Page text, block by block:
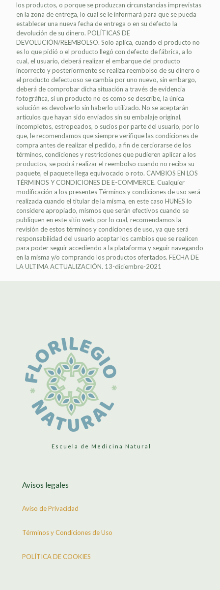
los productos, o porque se produzcan circunstancias imprevistas
en la zona de entrega, lo cual se le informará para que se pueda
establecer una nueva fecha de entrega o en su defecto la
devolución de su dinero. POLÍTICAS DE
DEVOLUCIÓN/REEMBOLSO. Solo aplica, cuando el producto no
es lo que pidió o el producto llegó con defecto de fábrica, a lo
cual, el usuario, deberá realizar el embarque del producto
incorrecto y posteriormente se realiza reembolso de su dinero o
el producto defectuoso se cambia por uno nuevo, sin embargo,
deberá de comprobar dicha situación a través de evidencia
fotográfica, si un producto no es como se describe, la única
solución es devolverlo sin haberlo utilizado. No se aceptarán
artículos que hayan sido enviados sin su embalaje original,
incompletos, estropeados, o sucios por parte del usuario, por lo
que, le recomendamos que siempre verifique las condiciones de
compra antes de realizar el pedido, a fin de cerciorarse de los
términos, condiciones y restricciones que pudieren aplicar a los
productos, se podrá realizar el reembolso cuando no reciba su
paquete, el paquete llega equivocado o roto. CAMBIOS EN LOS
TÉRMINOS Y CONDICIONES DE E-COMMERCE. Cualquier
modificación a los presentes Términos y condiciones de uso será
realizada cuando el titular de la misma, en este caso HUNES lo
considere apropiado, mismos que serán efectivos cuando se
publiquen en este sitio web, por lo cual, recomendamos la
revisión de estos términos y condiciones de uso, ya que será
responsabilidad del usuario aceptar los cambios que se realicen
para poder seguir accediendo a la plataforma y seguir navegando
en la misma y/o comprando los productos ofertados. FECHA DE
LA ULTIMA ACTUALIZACIÓN. 13-diciembre-2021
Escuela de Medicina Natural
Avisos legales
Aviso de Privacidad
Términos y Condiciones de Uso
POLÍTICA DE COOKIES